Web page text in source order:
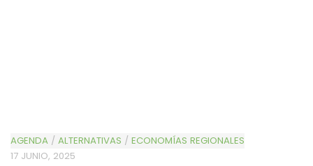
AGENDA / ALTERNATIVAS / ECONOMÍAS REGIONALES
17 JUNIO, 2025